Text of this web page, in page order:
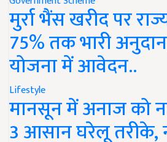
मुर्रा भैंस खरीद पर
75% तक भारी
योजना में आवेदन..
Lifestyle
मानसून में अनाज को
3 आसान घरेलू तरीके,